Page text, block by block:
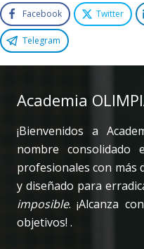
Facebook Twitter
Telegram
Academia
¡Bienvenidos a
nombre consolidado
profesionales con más
y diseñado para
imposible. ¡Alcanza
objetivos! .